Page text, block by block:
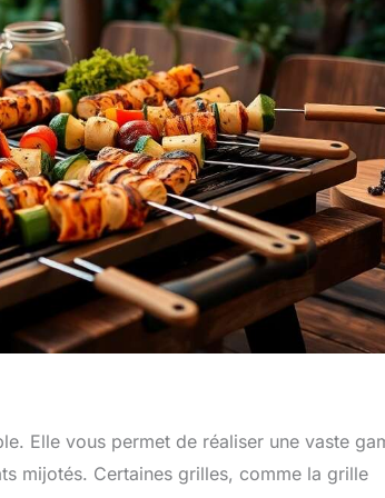
Elle vous permet de réaliser une vaste
mijotés. Certaines grilles, comme la grille